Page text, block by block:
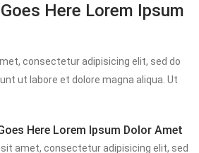
Here Lorem Ipsum
consectetur adipisicing elit, sed do
ut labore et dolore magna aliqua. Ut
Here Lorem Ipsum Dolor Amet
sit amet, consectetur adipisicing elit, sed